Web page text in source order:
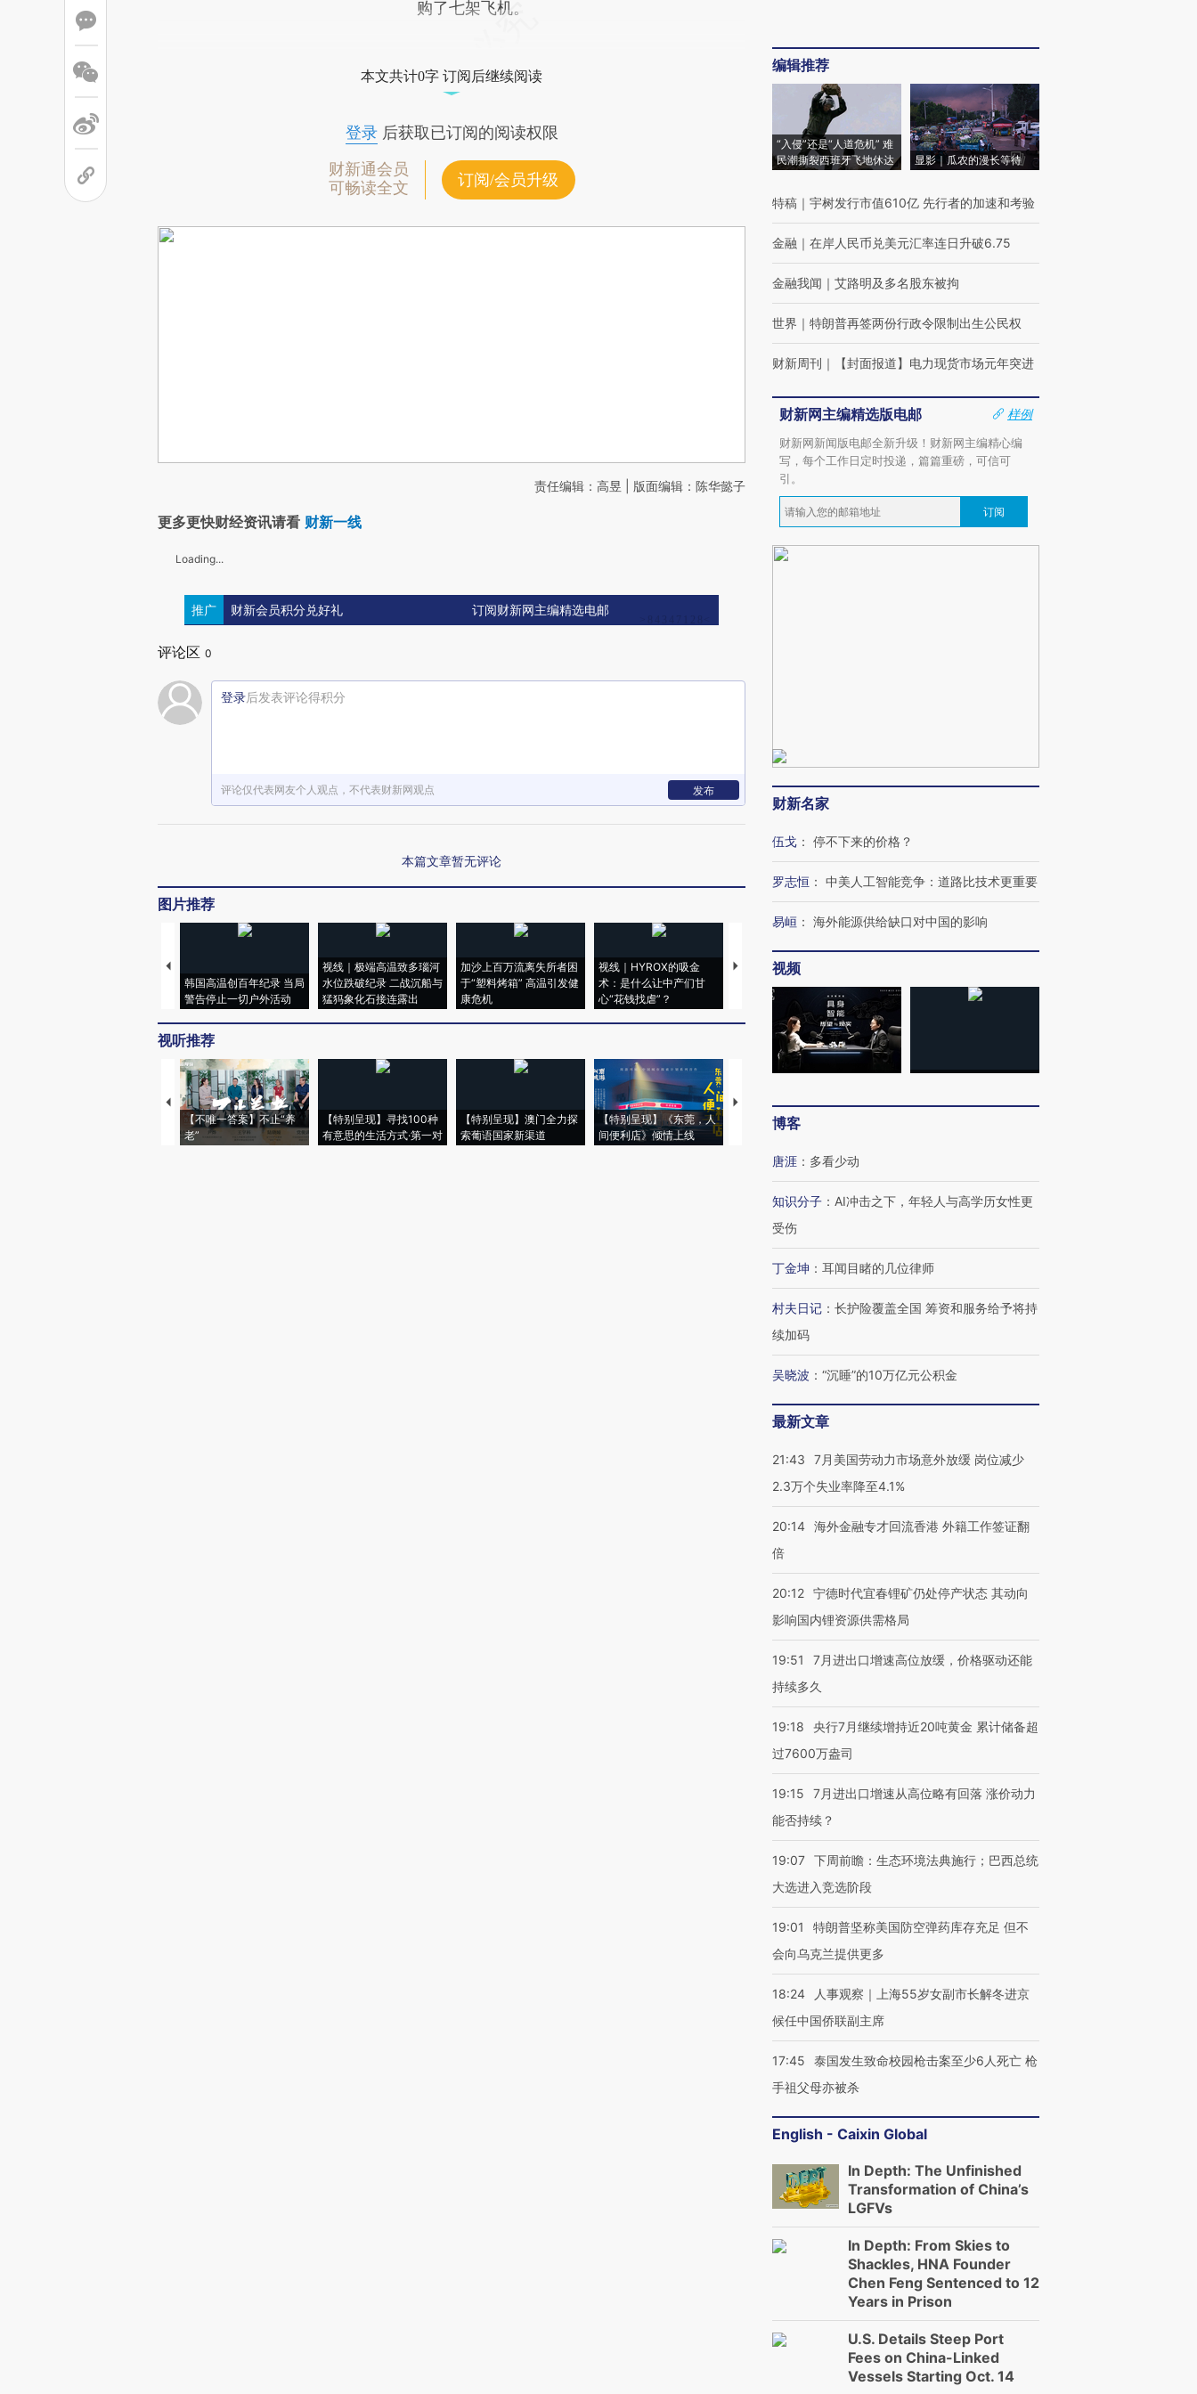
购了七架飞机。
本文共计0字 订阅后继续阅读
登录后获取已订阅的阅读权限
财新通会员
可畅读全文
订阅/会员升级
责任编辑：高昱 | 版面编辑：陈华懿子
更多更快财经资讯请看 财新一线
Loading...
推广 财新会员积分兑好礼 订阅财新网主编精选电邮
评论区 0
登录后发表评论得积分
评论仅代表网友个人观点，不代表财新网观点 发布
本篇文章暂无评论
图片推荐
韩国高温创百年纪录 当局
警告停止一切户外活动
视线｜极端高温致多瑙河
水位跌破纪录 二战沉船与
猛犸象化石接连露出
加沙上百万流离失所者困
于“塑料烤箱” 高温引发健
康危机
视线｜HYROX的吸金
术：是什么让中产们甘
心“花钱找虐”？
马航飞行员跨国走私7万
育部长拱下台
视听推荐
【不唯一答案】不止“养
老”
【特别呈现】寻找100种
有意思的生活方式·第一对
【特别呈现】澳门全力探
索葡语国家新渠道
【特别呈现】《东莞，人
间便利店》倾情上线
【推广】走进第四届链博
会，让数智科技“链”接产
【商旅对话】华住集团
编辑推荐
“入侵”还是“人道危机” 难
民潮撕裂西班牙飞地休达
显影｜瓜农的漫长等待
特稿 ｜ 宇树发行市值610亿 先行者的加速和考验
金融 ｜ 在岸人民币兑美元汇率连日升破6.75
金融我闻 ｜ 艾路明及多名股东被拘
世界 ｜ 特朗普再签两份行政令限制出生公民权
财新周刊 ｜ 【封面报道】电力现货市场元年突进
财新网主编精选版电邮
样例
财新网新闻版电邮全新升级！财新网主编精心编
写，每个工作日定时投递，篇篇重磅，可信可
引。
订阅
财新名家
伍戈 ： 停不下来的价格？
罗志恒 ： 中美人工智能竞争：道路比技术更重要
易峘 ： 海外能源供给缺口对中国的影响
视频
博客
唐涯 ： 多看少动
知识分子 ： AI冲击之下，年轻人与高学历女性更
受伤
丁金坤 ： 耳闻目睹的几位律师
村夫日记 ： 长护险覆盖全国 筹资和服务给予将持
续加码
吴晓波 ： “沉睡”的10万亿元公积金
最新文章
21:43
7月美国劳动力市场意外放缓 岗位减少
2.3万个失业率降至4.1%
20:14 海外金融专才回流香港 外籍工作签证翻
倍
20:12 宁德时代宜春锂矿仍处停产状态 其动向
影响国内锂资源供需格局
19:51
7月进出口增速高位放缓，价格驱动还能
持续多久
19:18
央行7月继续增持近20吨黄金 累计储备超
过7600万盎司
19:15
7月进出口增速从高位略有回落 涨价动力
能否持续？
19:07 下周前瞻：生态环境法典施行；巴西总统
大选进入竞选阶段
19:01
特朗普坚称美国防空弹药库存充足 但不
会向乌克兰提供更多
18:24
人事观察｜上海55岁女副市长解冬进京
候任中国侨联副主席
17:45
泰国发生致命校园枪击案至少6人死亡 枪
手祖父母亦被杀
English - Caixin Global
In Depth: The Unfinished
Transformation of China’s
LGFVs
In Depth: From Skies to
Shackles, HNA Founder
Chen Feng Sentenced to 12
Years in Prison
U.S. Details Steep Port
Fees on China-Linked
Vessels Starting Oct. 14